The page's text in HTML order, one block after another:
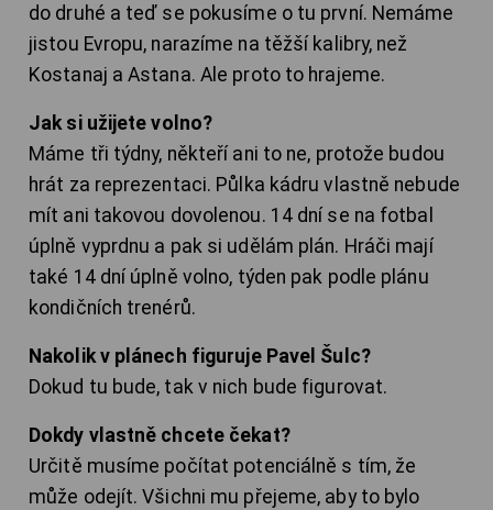
do druhé a teď se pokusíme o tu první. Nemáme
jistou Evropu, narazíme na těžší kalibry, než
Kostanaj a Astana. Ale proto to hrajeme.
Jak si užijete volno?
Máme tři týdny, někteří ani to ne, protože budou
hrát za reprezentaci. Půlka kádru vlastně nebude
mít ani takovou dovolenou. 14 dní se na fotbal
úplně vyprdnu a pak si udělám plán. Hráči mají
také 14 dní úplně volno, týden pak podle plánu
kondičních trenérů.
Nakolik v plánech figuruje Pavel Šulc?
Dokud tu bude, tak v nich bude figurovat.
Dokdy vlastně chcete čekat?
Určitě musíme počítat potenciálně s tím, že
může odejít. Všichni mu přejeme, aby to bylo